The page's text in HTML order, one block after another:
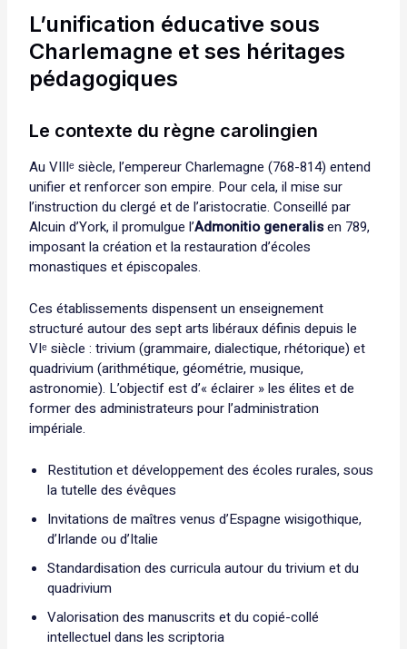
L’unification éducative sous
Charlemagne et ses héritages
pédagogiques
Le contexte du règne carolingien
Au VIIIᵉ siècle, l’empereur Charlemagne (768-814) entend
unifier et renforcer son empire. Pour cela, il mise sur
l’instruction du clergé et de l’aristocratie. Conseillé par
Alcuin d’York, il promulgue l’Admonitio generalisen 789,
imposant la création et la restauration d’écoles
monastiques et épiscopales.
Ces établissements dispensent un enseignement
structuré autour des sept arts libéraux définis depuis le
VIᵉ siècle : trivium (grammaire, dialectique, rhétorique) et
quadrivium (arithmétique, géométrie, musique,
astronomie). L’objectif est d’« éclairer » les élites et de
former des administrateurs pour l’administration
impériale.
Restitution et développement des écoles rurales, sous
la tutelle des évêques
Invitations de maîtres venus d’Espagne wisigothique,
d’Irlande ou d’Italie
Standardisation des curricula autour du trivium et du
quadrivium
Valorisation des manuscrits et du copié-collé
intellectuel dans les scriptoria